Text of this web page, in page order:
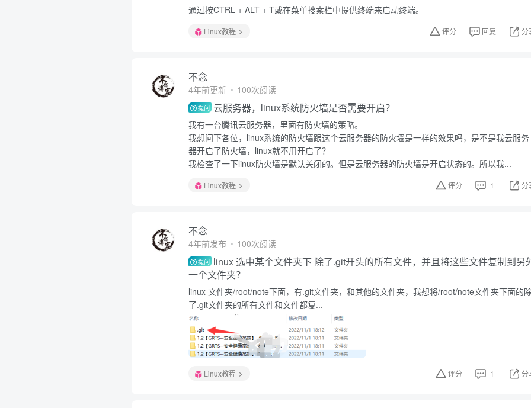
通过按CTRL + ALT + T或在菜单搜索栏中提供终端来启动终端。
Linux教程 评分 回复 分
不念
4年前更新 100次阅读
提问 云服务器，linux系统防火墙是否需要开启？
我有一台腾讯云服务器，里面有防火墙的策略。
我想问下各位，linux系统的防火墙跟这个云服务器的防火墙是一样的效果吗，是不是我云服务
器开启了防火墙，linux就不用开启了？
我检查了一下linux防火墙是默认关闭的。但是云服务器的防火墙是开启状态的。所以我...
Linux教程 评分 1 分
不念
4年前发布 100次阅读
提问 linux 选中某个文件夹下 除了.git开头的所有文件，并且将这些文件复制到另
一个文件夹？
linux 文件夹/root/note下面，有.git文件夹，和其他的文件夹，我想将/root/note文件夹下面的
了.git文件夹的所有文件和文件都复...
Linux教程 评分 1 分